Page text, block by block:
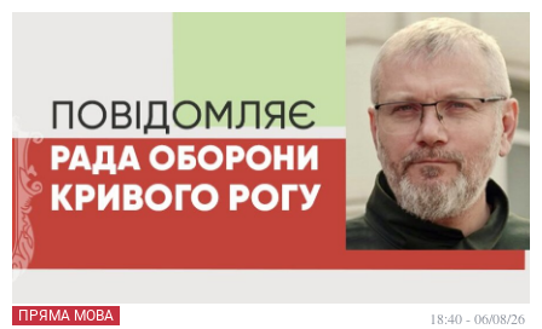
ПРЯМА МОВА 18:40 - 06/08/26